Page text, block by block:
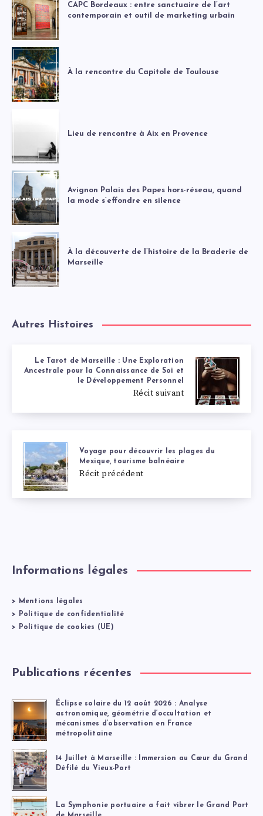
CAPC Bordeaux : entre sanctuaire de l’art
contemporain et outil de marketing urbain
À la rencontre du Capitole de Toulouse
Lieu de rencontre à Aix en Provence
Avignon Palais des Papes hors-réseau, quand
la mode s’effondre en silence
À la découverte de l’histoire de la Braderie de
Marseille
Autres Histoires
Le Tarot de Marseille : Une Exploration
Ancestrale pour la Connaissance de Soi et
le Développement Personnel
Récit suivant
Voyage pour découvrir les plages du
Mexique, tourisme balnéaire
Récit précédent
Informations légales
>
Mentions légales
>
Politique de confidentialité
>
Politique de cookies (UE)
Publications récentes
Éclipse solaire du 12 août 2026 : Analyse
astronomique, géométrie d’occultation et
mécanismes d’observation en France
métropolitaine
14 Juillet à Marseille : Immersion au Cœur du Grand
Défilé du Vieux-Port
La Symphonie portuaire a fait vibrer le Grand Port